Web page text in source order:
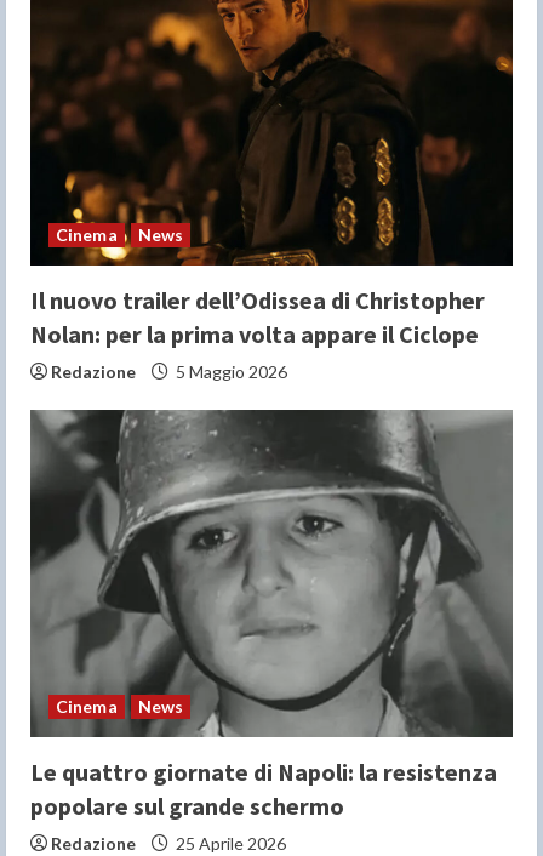
a
d
n
g
Cinema News
Il nuovo trailer dell’Odissea di Christopher
Nolan: per la prima volta appare il Ciclope
Redazione 5 Maggio 2026
Cinema News
Le quattro giornate di Napoli: la resistenza
popolare sul grande schermo
Redazione 25 Aprile 2026